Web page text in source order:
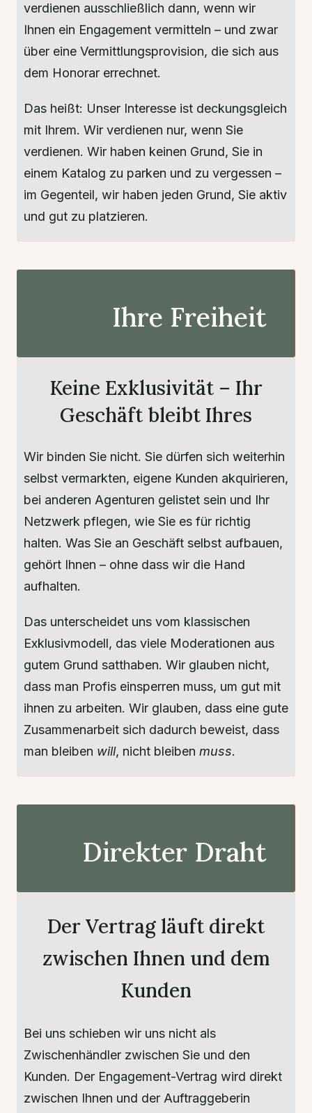
verdienen ausschließlich dann, wenn wir
Ihnen ein Engagement vermitteln – und zwar
über eine Vermittlungsprovision, die sich aus
dem Honorar errechnet.
Das heißt: Unser Interesse ist deckungsgleich
mit Ihrem. Wir verdienen nur, wenn Sie
verdienen. Wir haben keinen Grund, Sie in
einem Katalog zu parken und zu vergessen –
im Gegenteil, wir haben jeden Grund, Sie aktiv
und gut zu platzieren.
Ihre Freiheit
Keine Exklusivität – Ihr
Geschäft bleibt Ihres
Wir binden Sie nicht. Sie dürfen sich weiterhin
selbst vermarkten, eigene Kunden akquirieren,
bei anderen Agenturen gelistet sein und Ihr
Netzwerk pflegen, wie Sie es für richtig
halten. Was Sie an Geschäft selbst aufbauen,
gehört Ihnen – ohne dass wir die Hand
aufhalten.
Das unterscheidet uns vom klassischen
Exklusivmodell, das viele Moderationen aus
gutem Grund satthaben. Wir glauben nicht,
dass man Profis einsperren muss, um gut mit
ihnen zu arbeiten. Wir glauben, dass eine gute
Zusammenarbeit sich dadurch beweist, dass
man bleiben will, nicht bleiben muss.
Direkter Draht
Der Vertrag läuft direkt
zwischen Ihnen und dem
Kunden
Bei uns schieben wir uns nicht als
Zwischenhändler zwischen Sie und den
Kunden. Der Engagement-Vertrag wird direkt
zwischen Ihnen und der Auftraggeberin